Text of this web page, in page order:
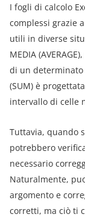
I fogli di calcolo
complessi grazie
utili in diverse
MEDIA
di un
(SUM) è
intervallo di celle
Tuttavia, quando
potrebbero
necessario
Naturalmente,
argomento e
corretti, ma ciò ti